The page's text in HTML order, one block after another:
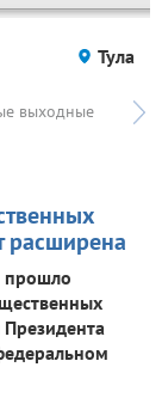
Тула
выходные
расширена
прошло